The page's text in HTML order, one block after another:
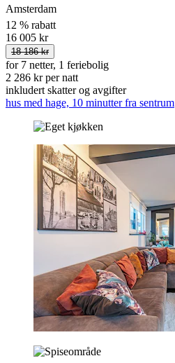
Amsterdam
12 % rabatt
16 005 kr
18 186 kr
for 7 netter, 1 feriebolig
2 286 kr per natt
inkludert skatter og avgifter
hus med hage, 10 minutter fra sentrum